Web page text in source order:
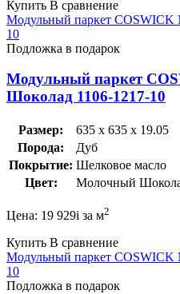
Купить В сравнение
Модульный паркет
10
Подложка в подарок
Модульный паркет
Шоколад 1106-1217-10
Размер:
635 x 635 x 19.05
Порода:
Дуб
Покрытие: Шелковое масло
Цвет:
Молочный
Цена: 19 929i за м2
Купить В сравнение
Модульный паркет
10
Подложка в подарок